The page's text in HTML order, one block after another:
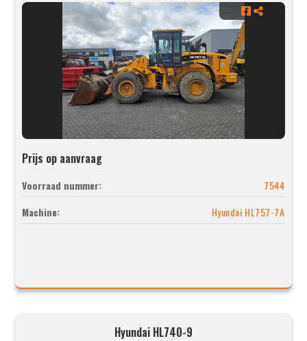
Prijs op aanvraag
Voorraad nummer:
7544
Machine:
Hyundai HL757-7A
Hyundai HL740-9